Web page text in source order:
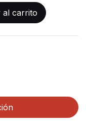
al carrito